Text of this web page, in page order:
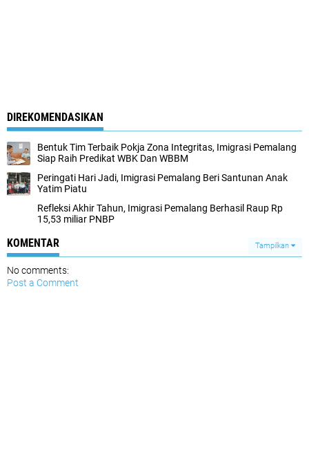
DIREKOMENDASIKAN
Bentuk Tim Terbaik Pokja Zona Integritas, Imigrasi Pemalang
Siap Raih Predikat WBK Dan WBBM
Peringati Hari Jadi, Imigrasi Pemalang Beri Santunan Anak
Yatim Piatu
Refleksi Akhir Tahun, Imigrasi Pemalang Berhasil Raup Rp
15,53 miliar PNBP
KOMENTAR Tampilkan
No comments:
Post a Comment